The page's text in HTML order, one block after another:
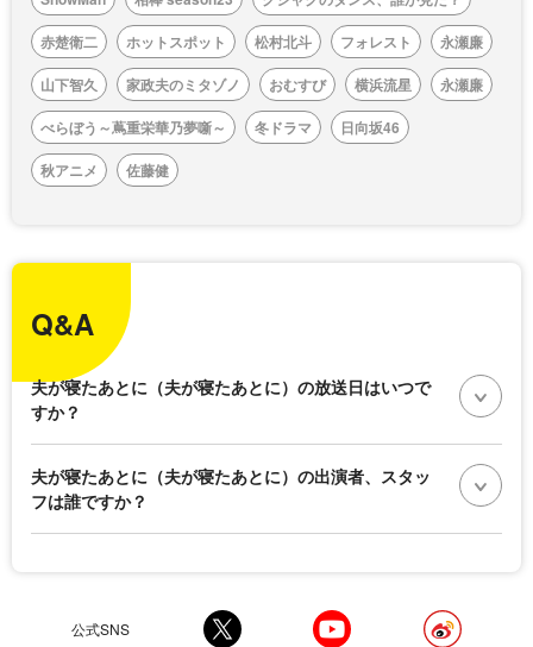
赤楚衛二
ホットスポット 松村北斗 フォレスト
永瀬廉
山下智久
家政夫のミタゾノ おむすび 横浜流星
永瀬廉
べらぼう～蔦重栄華乃夢噺～
冬ドラマ
日向坂46
秋アニメ
佐藤健
Q&A
夫が寝たあとに（夫が寝たあとに）の放送日はいつで
すか？
夫が寝たあとに（夫が寝たあとに）の出演者、スタッ
フは誰ですか？
公式SNS